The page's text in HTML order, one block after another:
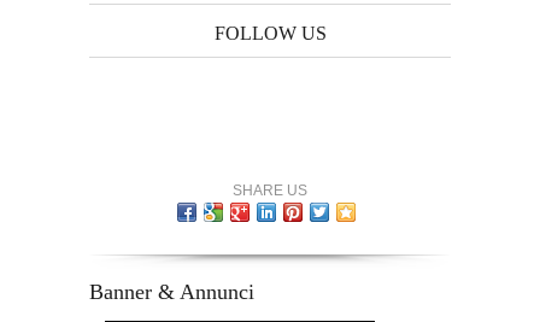
FOLLOW US
SHARE US
Banner & Annunci